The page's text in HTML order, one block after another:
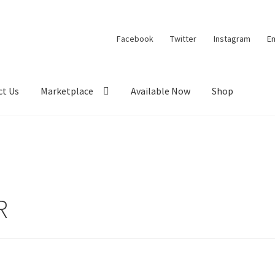
Facebook Twitter Instagram
Us Marketplace Available Now Shop